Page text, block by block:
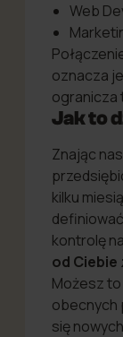
Web
oznacza
ogranicza
Jak to
Znając
kilku
kontrolę
od Ciebie
Możesz
obecnych
się